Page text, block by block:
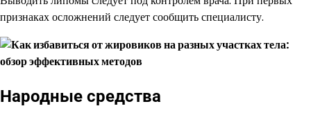
признаках осложнений следует сообщить специалисту.
Народные средства